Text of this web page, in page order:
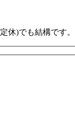
休)でも結構です。